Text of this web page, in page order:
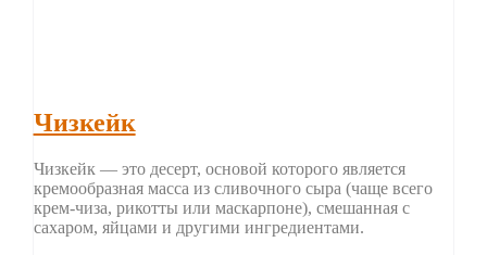
Чизкейк
Чизкейк — это десерт, основой которого является
кремообразная масса из сливочного сыра (чаще всего
крем-чиза, рикотты или маскарпоне), смешанная с
сахаром, яйцами и другими ингредиентами.